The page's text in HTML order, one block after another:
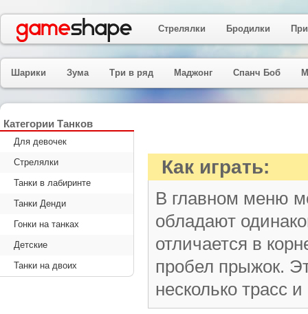
Как играть:
В главном меню
обладают
отличается в
пробел прыжок.
несколько трасс
Категории Танков
Для девочек
Стрелялки
Танки в лабиринте
Танки Денди
Гонки на танках
Детские
Танки на двоих
Стрелялки Бродилки
Шарики Зума Три в ряд Маджонг Спанч Боб